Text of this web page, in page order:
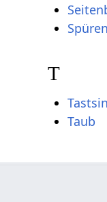
Spüren
T
Taub